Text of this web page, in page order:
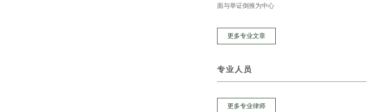
面与举证倒推为中心
更多专业文章
专业人员
更多专业律师